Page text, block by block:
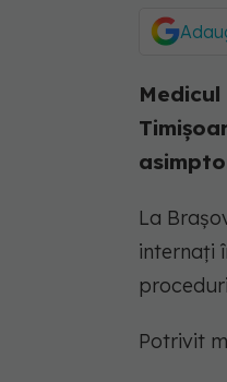
La
internați
Potrivit